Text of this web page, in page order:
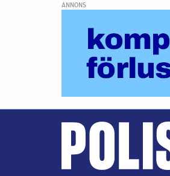
ANNONS